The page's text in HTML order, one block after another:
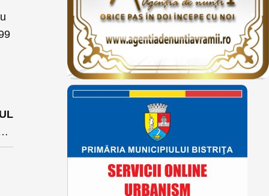
dintre angajați. Fostul director general a demisionat după 4 luni